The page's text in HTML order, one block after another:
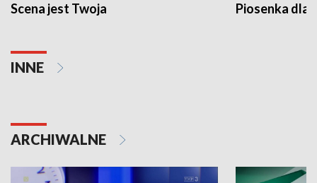
Scena jest Twoja Piosenka dla
INNE
ARCHIWALNE